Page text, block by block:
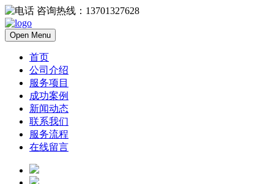
咨询热线：13701327628
Open Menu
首页
公司介绍
服务项目
成功案例
新闻动态
联系我们
服务流程
在线留言